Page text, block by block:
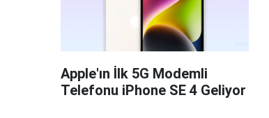
Apple'ın İlk 5G Modemli
Telefonu iPhone SE 4 Geliyor